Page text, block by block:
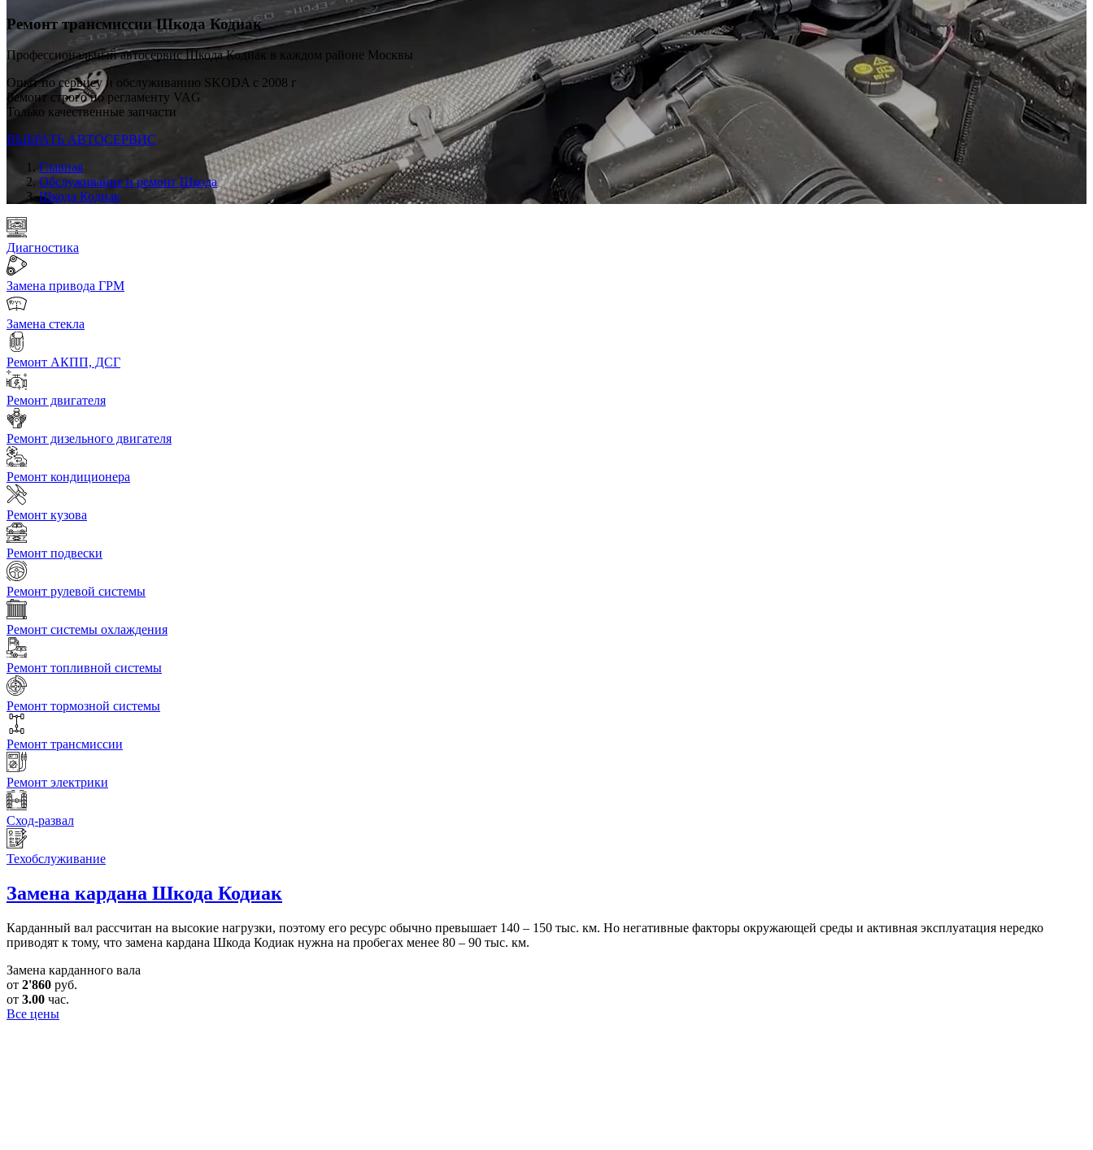
Ремонт трансмиссии Шкода Кодиак
Профессиональный автосервис Шкода Кодиак в каждом районе Москвы
Опыт по сервису и обслуживанию SKODA с 2008 г
Ремонт строго по регламенту VAG
Только качественные запчасти
ВЫБРАТЬ АВТОСЕРВИС
Главная
Обслуживание и ремонт Шкода
Шкода Кодиак
Диагностика
Замена привода ГРМ
Замена стекла
Ремонт АКПП, ДСГ
Ремонт двигателя
Ремонт дизельного двигателя
Ремонт кондиционера
Ремонт кузова
Ремонт подвески
Ремонт рулевой системы
Ремонт системы охлаждения
Ремонт топливной системы
Ремонт тормозной системы
Ремонт трансмиссии
Ремонт электрики
Сход-развал
Техобслуживание
Замена кардана Шкода Кодиак
Карданный вал рассчитан на высокие нагрузки, поэтому его ресурс обычно превышает 140 – 150 тыс. км. Но негативные факторы окружающей среды и активная эксплуатация нередко
приводят к тому, что замена кардана Шкода Кодиак нужна на пробегах менее 80 – 90 тыс. км.
Замена карданного вала
от 2'860 руб.
от 3.00 час.
Все цены